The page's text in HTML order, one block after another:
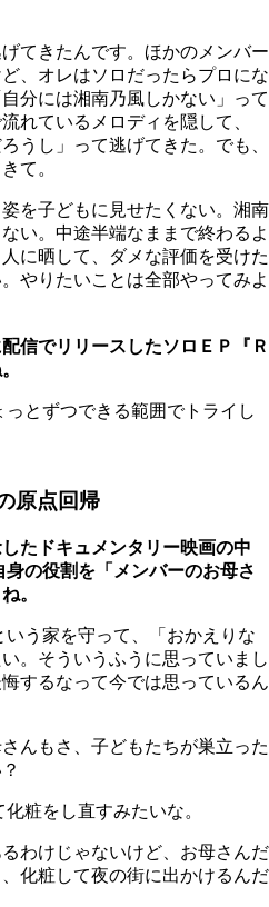
てきたんです。ほかのメンバー
、オレはソロだったらプロにな
分には湘南乃風しかない」って
れているメロディを隠して、
うし」って逃げてきた。でも、
て。
を子どもに見せたくない。湘南
い。中途半端なままで終わるよ
に晒して、ダメな評価を受けた
やりたいことは全部やってみよ
信でリリースしたソロＥＰ『Ｒ
とずつできる範囲でトライし
原点回帰
たドキュメンタリー映画の中
の役割を「メンバーのお母さ
。
う家を守って、「おかえりな
。そういうふうに思っていまし
するなって今では思っているん
んもさ、子どもたちが巣立った
粧をし直すみたいな。
わけじゃないけど、お母さんだ
化粧して夜の街に出かけるんだ